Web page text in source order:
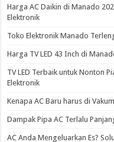
Harga AC Daikin di Manado
Elektronik
Toko Elektronik Manado
Harga TV LED 43 Inch di
TV LED Terbaik untuk Nonton
Elektronik
Kenapa AC Baru harus di
Dampak Pipa AC Terlalu
AC Anda Mengeluarkan Es?